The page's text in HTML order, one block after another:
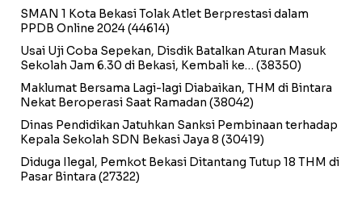
SMAN 1 Kota Bekasi Tolak Atlet Berprestasi dalam
PPDB Online 2024(44614)
Usai Uji Coba Sepekan, Disdik Batalkan Aturan Masuk
Sekolah Jam 6.30 di Bekasi, Kembali ke… (38350)
Maklumat Bersama Lagi-lagi Diabaikan, THM di Bintara
Nekat Beroperasi Saat Ramadan (38042)
Dinas Pendidikan Jatuhkan Sanksi Pembinaan terhadap
Kepala Sekolah SDN Bekasi Jaya 8 (30419)
Diduga Ilegal, Pemkot Bekasi Ditantang Tutup 18 THM di
Pasar Bintara (27322)